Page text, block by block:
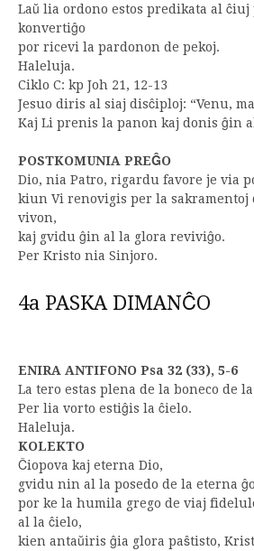
Laŭ lia ordono estos predikata al
konvertiĝo
por ricevi la pardonon de pekoj.
Haleluja.
Ciklo C: kp Joh 21, 12-13
Jesuo diris al siaj disĉiploj: “Venu,
Kaj Li prenis la panon kaj donis ĝin
POSTKOMUNIA PREĜO
Dio, nia Patro, rigardu favore je via
kiun Vi renovigis per la sakramentoj
vivon,
kaj gvidu ĝin al la glora reviviĝo.
Per Kristo nia Sinjoro.
4a PASKA DIMANĈO
ENIRA ANTIFONO Psa 32 (33), 5-6
La tero estas plena de la boneco de
Per lia vorto estiĝis la ĉielo.
Haleluja.
KOLEKTO
Ĉiopova kaj eterna Dio,
gvidu nin al la posedo de la eterna
por ke la humila grego de viaj
al la ĉielo,
kien antaŭiris ĝia glora paŝtisto,